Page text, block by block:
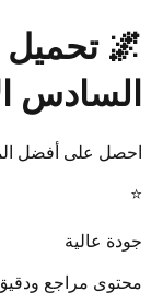
🌌
السادس
احصل على أفضل
⭐
جودة عالية
محتوى مراجع